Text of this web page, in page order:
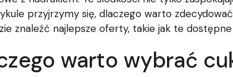
przyjrzymy się, dlaczego warto
znaleźć najlepsze oferty, takie jak te
warto wybrać